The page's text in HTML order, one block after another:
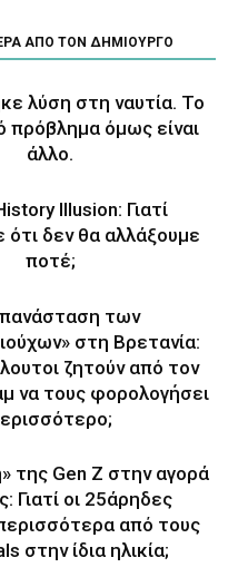
ΑΠΟ ΤΟΝ ΔΗΜΙΟΥΡΓΟ
λύση στη ναυτία. Το
πρόβλημα όμως είναι
άλλο.
Illusion: Γιατί
ότι δεν θα αλλάξουμε
ποτέ;
των
στη Βρετανία:
ζητούν από τον
να τους φορολογήσει
της Gen Z στην αγορά
Γιατί οι 25άρηδες
από τους
στην ίδια ηλικία;